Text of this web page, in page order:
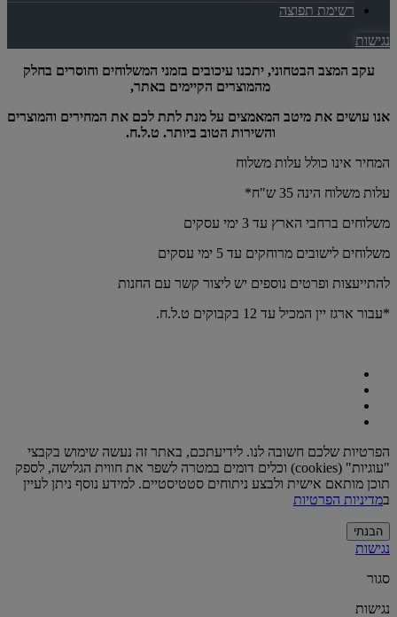
רשימת תפוצה
נגישות
עקב המצב הבטחוני, יתכנו עיכובים בזמני המשלוחים וחוסרים בחלק
מהמוצרים הקיימים באתר,
אנו עושים את מיטב המאמצים על מנת לתת לכם את המחירים והמוצרים
והשירות הטוב ביותר. ט.ל.ח.
המחיר אינו כולל עלות משלוח
עלות משלוח הינה 35 ש"ח*
משלוחים ברחבי הארץ עד 3 ימי עסקים
משלוחים לישובים מרוחקים עד 5 ימי עסקים
להתייעצות ופרטים נוספים יש ליצור קשר עם החנות
*עבור ארגז יין המכיל עד 12 בקבוקים ט.ל.ח.
הפרטיות שלכם חשובה לנו. לידיעתכם, באתר זה נעשה שימוש בקבצי
"עוגיות" (cookies) וכלים דומים במטרה לשפר את חווית הגלישה, לספק
תוכן מותאם אישית ולבצע ניתוחים סטטיסטיים. למידע נוסף ניתן לעיין
במדיניות הפרטיות
הבנתי
נגישות
סגור
נגישות